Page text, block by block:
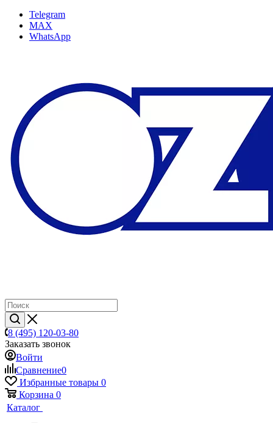
Telegram
MAX
WhatsApp
8 (495) 120-03-80
Заказать звонок
Войти
Сравнение0
Избранные товары 0
Корзина 0
Каталог